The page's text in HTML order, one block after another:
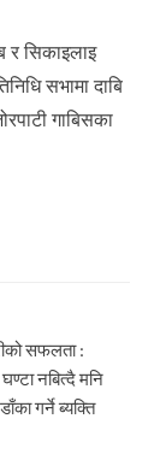
र सिकाइलाइ
सभामा दाबि
गाबिसका
सफलता :
नबित्दै मनि
गर्ने ब्यक्ति